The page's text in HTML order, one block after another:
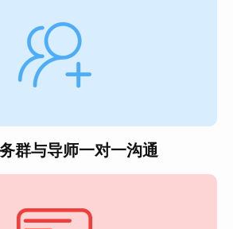
群与导师一对一沟通